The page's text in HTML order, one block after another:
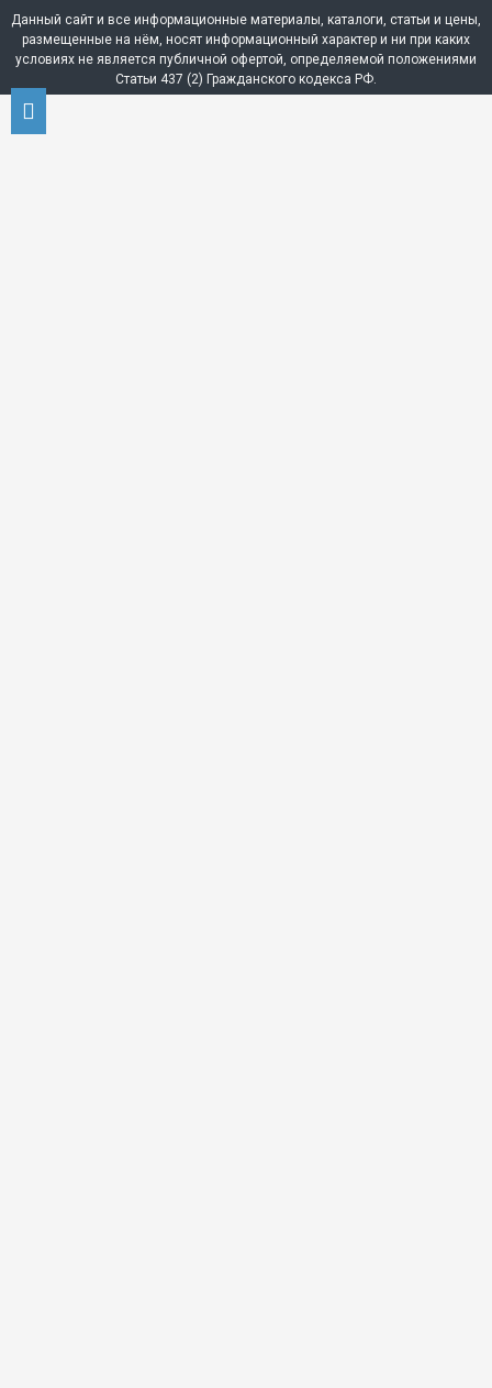
Данный сайт и все информационные материалы, каталоги, статьи и цены,
размещенные на нём, носят информационный характер и ни при каких
условиях не является публичной офертой, определяемой положениями
Статьи 437 (2) Гражданского кодекса РФ.